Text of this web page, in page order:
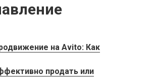
на Avito: Как
продать или